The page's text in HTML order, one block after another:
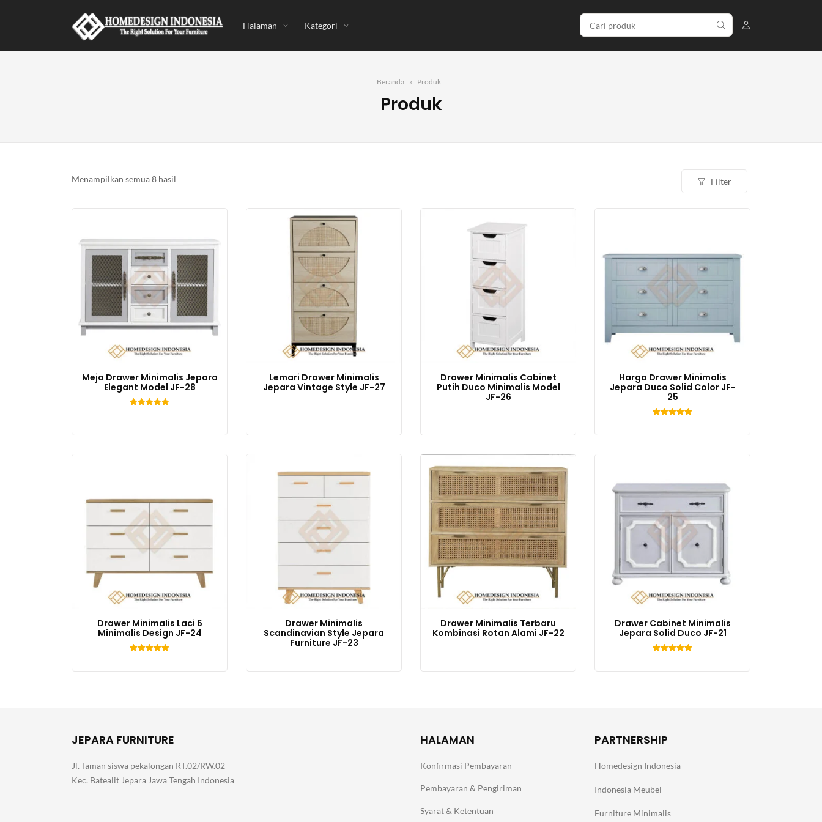
Halaman Kategori
Beranda Produk
Produk
Menampilkan semua 8 hasil
yang
Filter
Meja Drawer Minimalis Jepara
Elegant Model JF-28
Lemari Drawer Minimalis
Jepara Vintage Style JF-27
Drawer Minimalis Cabinet
Putih Duco Minimalis Model
JF-26
Harga Drawer Minimalis
Jepara Duco Solid Color JF-
25
dari 5
Drawer Minimalis Laci 6
Minimalis Design JF-24
dari 5
Drawer Minimalis
Scandinavian Style Jepara
Furniture JF-23
Drawer Minimalis Terbaru
Kombinasi Rotan Alami JF-22
Drawer Cabinet Minimalis
Jepara Solid Duco JF-21
dari 5
JEPARA FURNITURE
Jl. Taman siswa pekalongan RT.02/RW.02
Kec. Batealit Jepara Jawa Tengah Indonesia
HALAMAN
Konfirmasi Pembayaran
Pembayaran & Pengiriman
Syarat & Ketentuan
PARTNERSHIP
Homedesign Indonesia
Indonesia Meubel
Furniture Minimalis